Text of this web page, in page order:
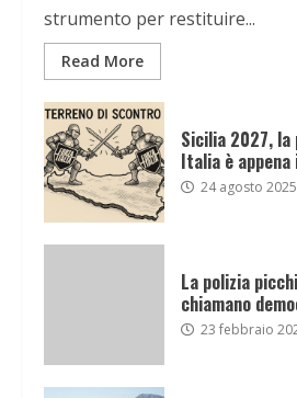
strumento per restituire...
Read More
Sicilia 2027,
Italia è
24 agosto 2025
La polizia
chiamano
23 febbraio